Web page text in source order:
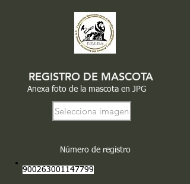
REGISTRO DE MASCOTA
Anexa foto de la mascota en JPG
Selecciona imagen
Número de registro
900263001147799